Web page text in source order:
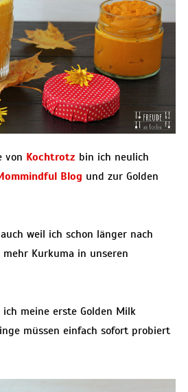
von Kochtrotz bin ich neulich
Blog und zur Golden
weil ich schon länger nach
Kurkuma in unseren
meine erste Golden Milk
müssen einfach sofort probiert